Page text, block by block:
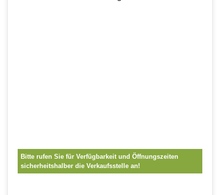
Bitte rufen Sie für Verfügbarkeit und Öffnungszeiten
sicherheitshalber die Verkaufsstelle an!